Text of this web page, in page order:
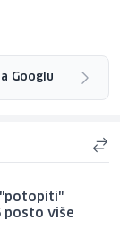
Googlu
posto više